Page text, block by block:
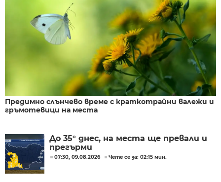
Предимно слънчево време с краткотрайни валежи и
гръмотевици на места
До 35° днес, на места ще превали и
прегърми
07:30, 09.08.2026 Чете се за: 02:15 мин.